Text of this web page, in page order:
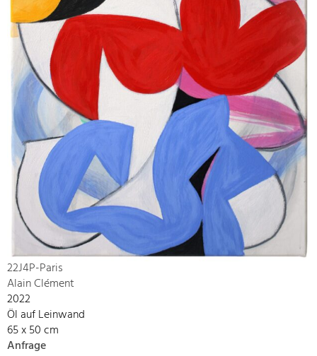
22J4P-Paris
Alain Clément
2022
Öl auf Leinwand
65 x 50 cm
Anfrage